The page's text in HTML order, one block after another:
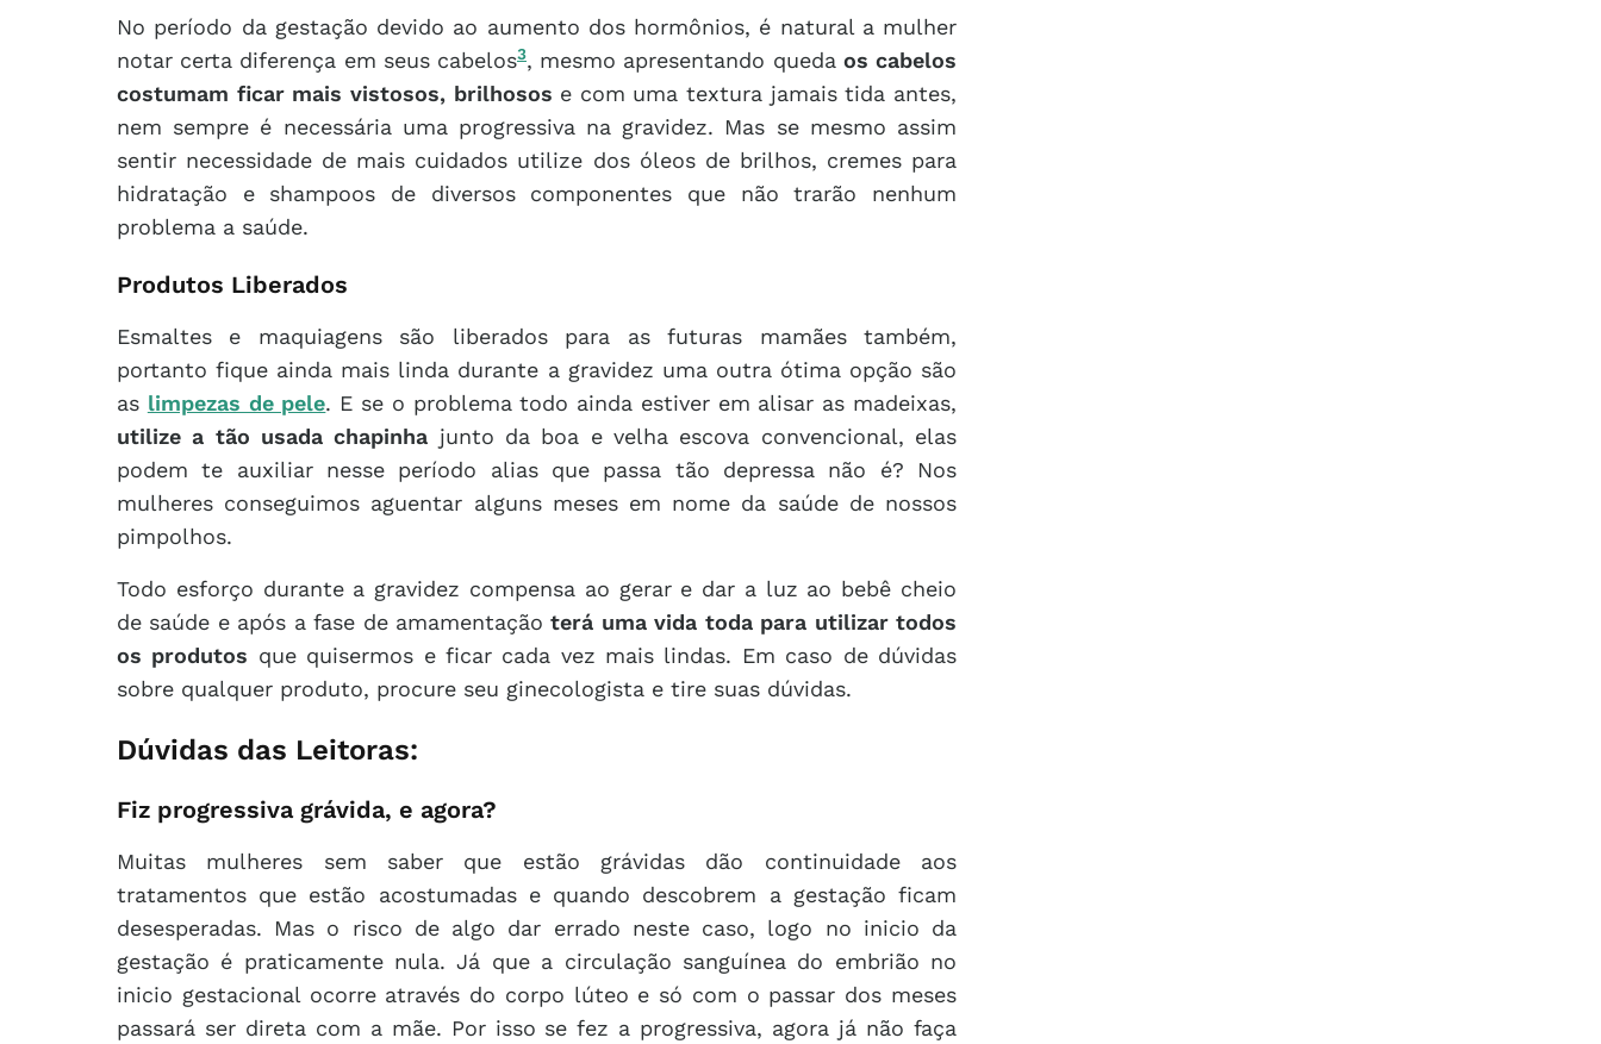
No período da gestação devido ao aumento dos hormônios, é natural a mulher
notar certa diferença em seus cabelos3, mesmo apresentando queda os cabelos
costumam ficar mais vistosos, brilhosos e com uma textura jamais tida antes,
nem sempre é necessária uma progressiva na gravidez. Mas se mesmo assim
sentir necessidade de mais cuidados utilize dos óleos de brilhos, cremes para
hidratação e shampoos de diversos componentes que não trarão nenhum
problema a saúde.
Produtos Liberados
Esmaltes e maquiagens são liberados para as futuras mamães também,
portanto fique ainda mais linda durante a gravidez uma outra ótima opção são
as limpezas de pele. E se o problema todo ainda estiver em alisar as madeixas,
utilize a tão usada chapinha junto da boa e velha escova convencional, elas
podem te auxiliar nesse período alias que passa tão depressa não é? Nos
mulheres conseguimos aguentar alguns meses em nome da saúde de nossos
pimpolhos.
Todo esforço durante a gravidez compensa ao gerar e dar a luz ao bebê cheio
de saúde e após a fase de amamentaçãoterá uma vida toda para utilizar todos
os produtos que quisermos e ficar cada vez mais lindas. Em caso de dúvidas
sobre qualquer produto, procure seu ginecologista e tire suas dúvidas.
Dúvidas das Leitoras:
Fiz progressiva grávida, e agora?
Muitas mulheres sem saber que estão grávidas dão continuidade aos
tratamentos que estão acostumadas e quando descobrem a gestação ficam
desesperadas. Mas o risco de algo dar errado neste caso, logo no inicio da
gestação é praticamente nula. Já que a circulação sanguínea do embrião no
inicio gestacional ocorre através do corpo lúteo e só com o passar dos meses
passará ser direta com a mãe. Por isso se fez a progressiva, agora já não faça